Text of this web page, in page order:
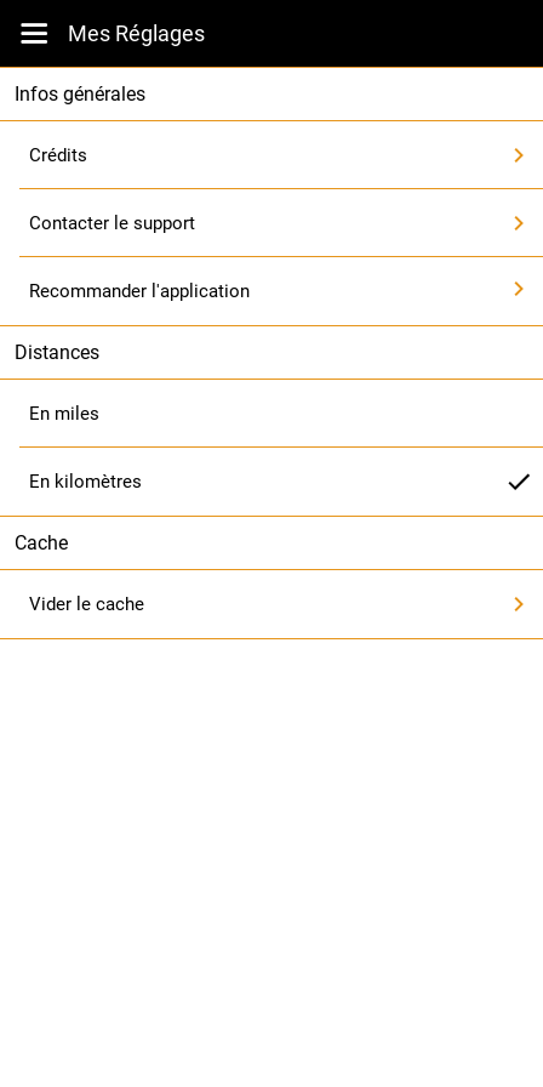
Mes Réglages
Infos générales
Crédits
Contacter le support
Recommander l'application
Distances
En miles
En kilomètres
Cache
Vider le cache